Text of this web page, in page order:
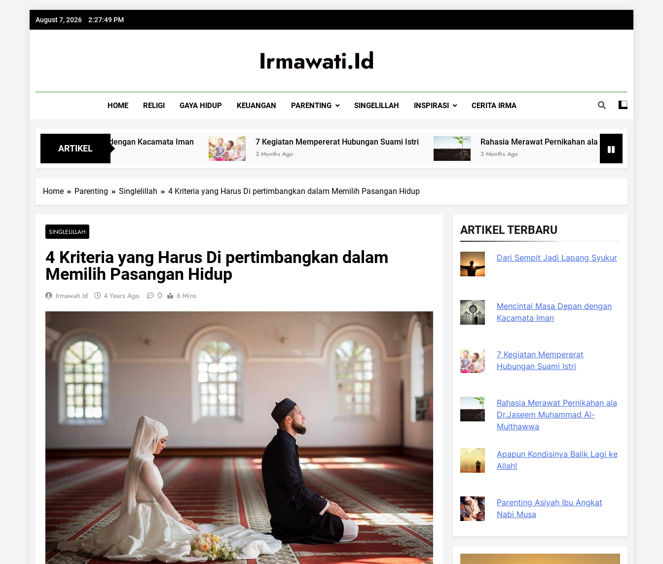
Skip
August 7, 2026 2:27:50 PM
Irmawati.id
HOME RELIGI GAYA HIDUP KEUANGAN PARENTING SINGELILLAH INSPIRASI CERITA IRMA
ARTIKEL
Depan dengan Kacamata Iman 7 Kegiatan Mempererat Hubungan Suami Istri
3 Months Ago
Rahasia Merawat Pernikahan ala Dr.Jaseem Muhammad Al-
3 Months Ago
Home Parenting Singlelillah 4 Kriteria yang Harus Di pertimbangkan dalam Memilih Pasangan Hidup
SINGLELILLAH
4 Kriteria yang Harus Di pertimbangkan dalam
Memilih Pasangan Hidup
Irmawati.id 4 Years Ago 0 6 Mins
ARTIKEL TERBARU
Dari Sempit Jadi Lapang Syukur
Mencintai Masa Depan dengan
Kacamata Iman
7 Kegiatan Mempererat
Hubungan Suami Istri
Rahasia Merawat Pernikahan ala
Dr.Jaseem Muhammad Al-
Multhawwa
Apapun Kondisinya Balik Lagi ke
Allah!
Parenting Asiyah Ibu Angkat
Nabi Musa